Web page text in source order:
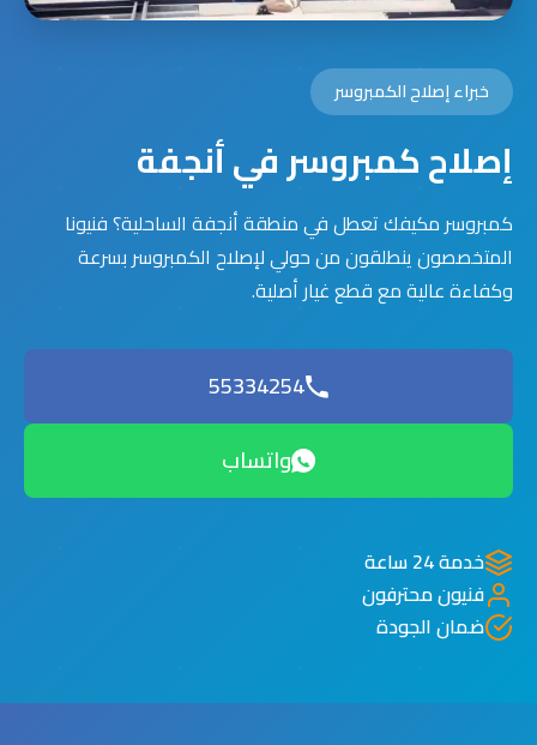
خبراء إصلاح الكمبروسر
إصلاح كمبروسر في أنجفة
كمبروسر مكيفك تعطل في منطقة أنجفة الساحلية؟ فنيونا
المتخصصون ينطلقون من حولي لإصلاح الكمبروسر بسرعة
وكفاءة عالية مع قطع غيار أصلية.
55334254
واتساب
خدمة 24 ساعة
فنيون محترفون
ضمان الجودة